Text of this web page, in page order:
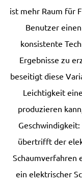
ist mehr Raum für
Benutzer
konsistente
Ergebnisse zu
beseitigt diese
Leichtigkeit
produzieren
übertrifft der
Schaumverfahren
ein elektrischer